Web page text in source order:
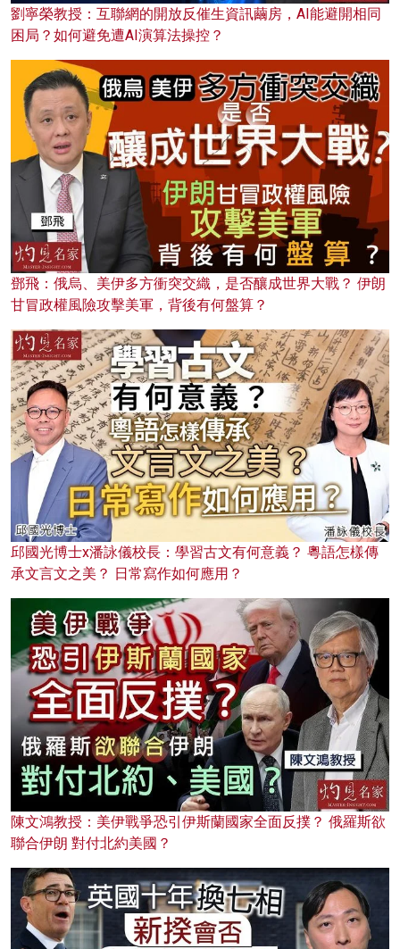
劉寧榮教授：互聯網的開放反催生資訊繭房，AI能避開相同
困局？如何避免遭AI演算法操控？
鄧飛：俄烏、美伊多方衝突交織，是否釀成世界大戰？ 伊朗
甘冒政權風險攻擊美軍，背後有何盤算？
邱國光博士x潘詠儀校長：學習古文有何意義？ 粵語怎樣傳
承文言文之美？ 日常寫作如何應用？
陳文鴻教授：美伊戰爭恐引伊斯蘭國家全面反撲？ 俄羅斯欲
聯合伊朗 對付北約美國？